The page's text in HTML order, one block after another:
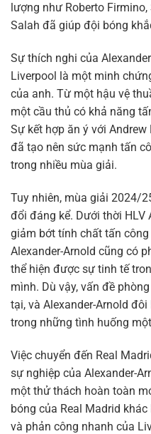
lượng như Roberto
Salah đã giúp đội bóng
Sự thích nghi của
Liverpool là một minh
của anh. Từ một hậu vệ
một cầu thủ có khả năng
Sự kết hợp ăn ý với
đã tạo nên sức mạnh tấn
trong nhiều mùa giải.
Tuy nhiên, mùa giải 2024/
đổi đáng kể. Dưới thời HLV
giảm bớt tính chất tấn
Alexander-Arnold cũng có
thể hiện được sự tinh tế
mình. Dù vậy, vấn đề
tại, và Alexander-Arnold
trong những tình huống
Việc chuyển đến Real
sự nghiệp của Alexander-
một thử thách hoàn toàn
bóng của Real Madrid
và phản công nhanh của